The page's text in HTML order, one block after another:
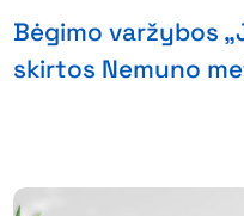
Bėgimo varžybos
skirtos Nemuno